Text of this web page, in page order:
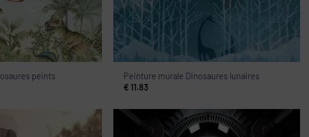
peints
Peinture murale Dinosaures lunaires
€ 11.83